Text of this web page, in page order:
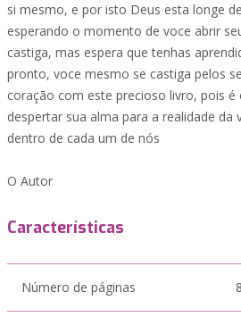
si mesmo, e por isto Deus esta longe
esperando o momento de voce abrir
castiga, mas espera que tenhas
pronto, voce mesmo se castiga pelos
coração com este precioso livro, pois
despertar sua alma para a realidade da
dentro de cada um de nós
O Autor
Características
Número de páginas